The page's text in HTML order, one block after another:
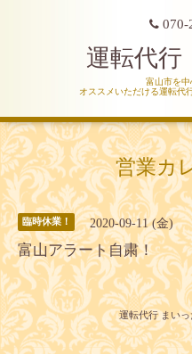
070-
運転代行
富山市を
オススメいただける運転代
営業カ
臨時休業！ 2020-09-11 (金)
富山アラート自粛！
運転代行 まい